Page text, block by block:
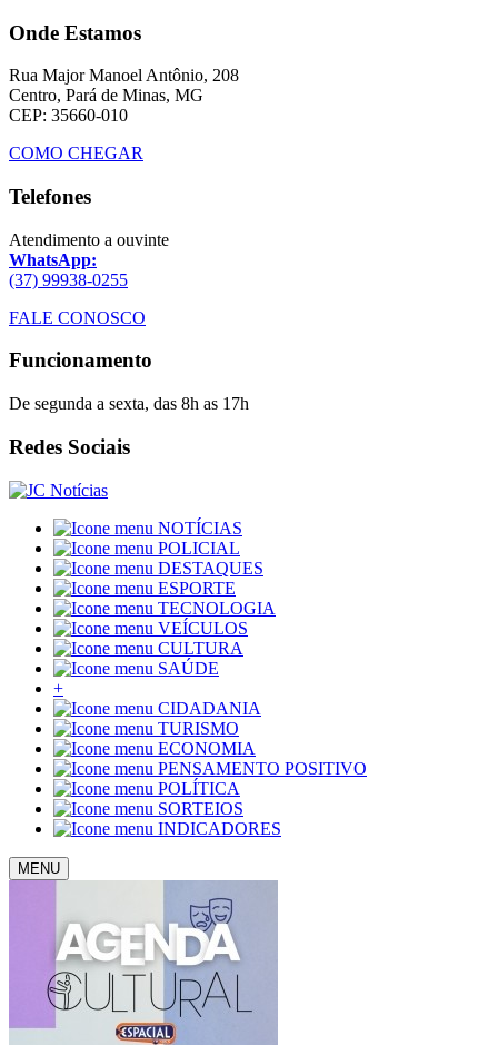
Onde Estamos
Rua Major Manoel Antônio, 208
Centro, Pará de Minas, MG
CEP: 35660-010
COMO CHEGAR
Telefones
Atendimento a ouvinte
WhatsApp:
(37) 99938-0255
FALE CONOSCO
Funcionamento
De segunda a sexta, das 8h as 17h
Redes Sociais
NOTÍCIAS
POLICIAL
DESTAQUES
ESPORTE
TECNOLOGIA
VEÍCULOS
CULTURA
SAÚDE
+
CIDADANIA
TURISMO
ECONOMIA
PENSAMENTO POSITIVO
POLÍTICA
SORTEIOS
INDICADORES
MENU